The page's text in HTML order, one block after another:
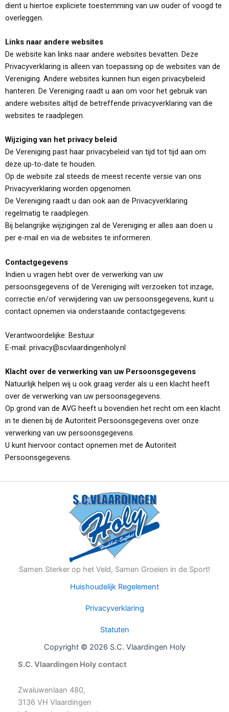
dient u hiertoe expliciete toestemming van uw ouder of voogd te
overleggen.
Links naar andere websites
De website kan links naar andere websites bevatten. Deze
Privacyverklaring is alleen van toepassing op de websites van de
Vereniging. Andere websites kunnen hun eigen privacybeleid
hanteren. De Vereniging raadt u aan om voor het gebruik van
andere websites altijd de betreffende privacyverklaring van die
websites te raadplegen.
Wijziging van het privacy beleid
De Vereniging past haar privacybeleid van tijd tot tijd aan om
deze up-to-date te houden.
Op de website zal steeds de meest recente versie van ons
Privacyverklaring worden opgenomen.
De Vereniging raadt u dan ook aan de Privacyverklaring
regelmatig te raadplegen.
Bij belangrijke wijzigingen zal de Vereniging er alles aan doen u
per e-mail en via de websites te informeren.
Contactgegevens
Indien u vragen hebt over de verwerking van uw
persoonsgegevens of de Vereniging wilt verzoeken tot inzage,
correctie en/of verwijdering van uw persoonsgegevens, kunt u
contact opnemen via onderstaande contactgegevens:
Verantwoordelijke: Bestuur
E-mail: privacy@scvlaardingenholy.nl
Klacht over de verwerking van uw Persoonsgegevens
Natuurlijk helpen wij u ook graag verder als u een klacht heeft
over de verwerking van uw persoonsgegevens.
Op grond van de AVG heeft u bovendien het recht om een klacht
in te dienen bij de Autoriteit Persoonsgegevens over onze
verwerking van uw persoonsgegevens.
U kunt hiervoor contact opnemen met de Autoriteit
Persoonsgegevens.
Samen Sterker op het Veld, Samen Groeien in de Sport!
Huishoudelijk Regelement
Privacyverklaring
Statuten
Copyright © 2026 S.C. Vlaardingen Holy
S.C. Vlaardingen Holy contact
Zwaluwenlaan 480,
3136 VH Vlaardingen